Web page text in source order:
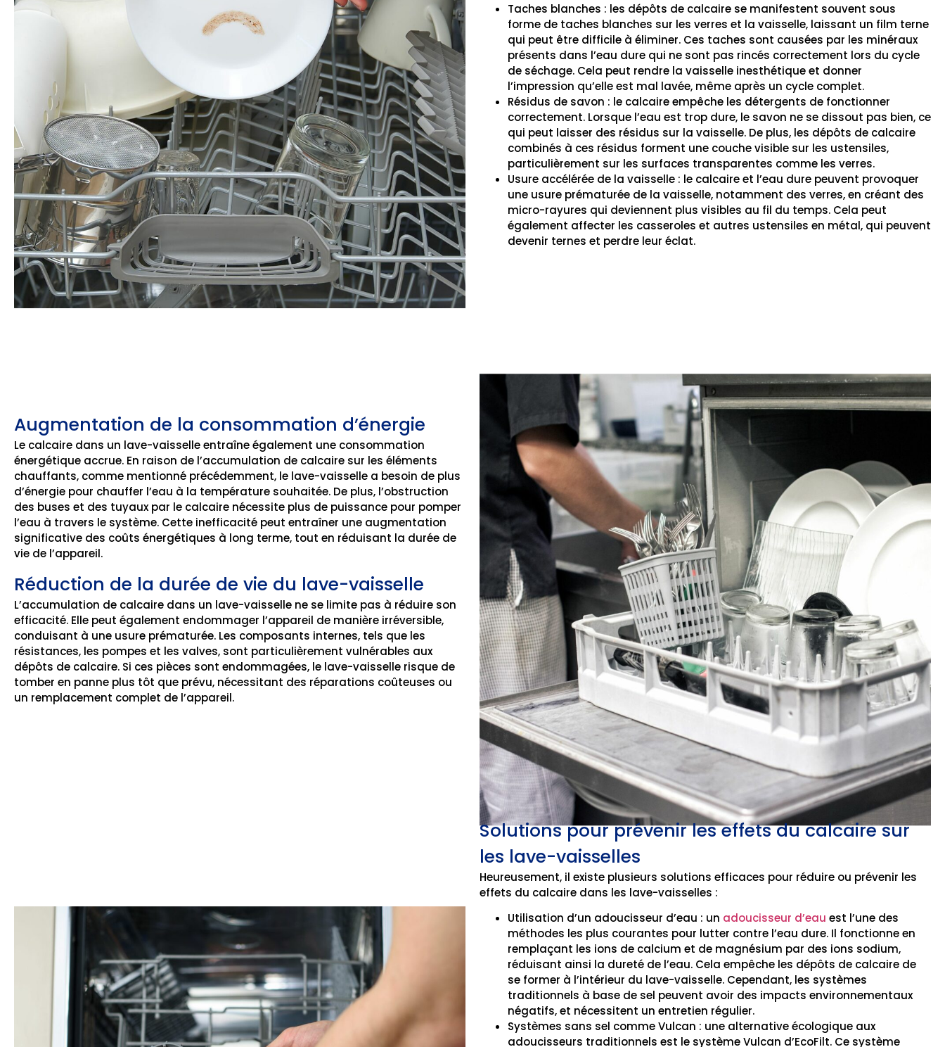
Taches blanches : les dépôts de calcaire se manifestent souvent sous
forme de taches blanches sur les verres et la vaisselle, laissant un film terne
qui peut être difficile à éliminer. Ces taches sont causées par les minéraux
présents dans l’eau dure qui ne sont pas rincés correctement lors du cycle
de séchage. Cela peut rendre la vaisselle inesthétique et donner
l’impression qu’elle est mal lavée, même après un cycle complet.
Résidus de savon : le calcaire empêche les détergents de fonctionner
correctement. Lorsque l’eau est trop dure, le savon ne se dissout pas bien, ce
qui peut laisser des résidus sur la vaisselle. De plus, les dépôts de calcaire
combinés à ces résidus forment une couche visible sur les ustensiles,
particulièrement sur les surfaces transparentes comme les verres.
Usure accélérée de la vaisselle : le calcaire et l’eau dure peuvent provoquer
une usure prématurée de la vaisselle, notamment des verres, en créant des
micro-rayures qui deviennent plus visibles au fil du temps. Cela peut
également affecter les casseroles et autres ustensiles en métal, qui peuvent
devenir ternes et perdre leur éclat.
Augmentation de la consommation d’énergie
Le calcaire dans un lave-vaisselle entraîne également une consommation
énergétique accrue. En raison de l’accumulation de calcaire sur les éléments
chauffants, comme mentionné précédemment, le lave-vaisselle a besoin de plus
d’énergie pour chauffer l’eau à la température souhaitée. De plus, l’obstruction
des buses et des tuyaux par le calcaire nécessite plus de puissance pour pomper
l’eau à travers le système. Cette inefficacité peut entraîner une augmentation
significative des coûts énergétiques à long terme, tout en réduisant la durée de
vie de l’appareil.
Réduction de la durée de vie du lave-vaisselle
L’accumulation de calcaire dans un lave-vaisselle ne se limite pas à réduire son
efficacité. Elle peut également endommager l’appareil de manière irréversible,
conduisant à une usure prématurée. Les composants internes, tels que les
résistances, les pompes et les valves, sont particulièrement vulnérables aux
dépôts de calcaire. Si ces pièces sont endommagées, le lave-vaisselle risque de
tomber en panne plus tôt que prévu, nécessitant des réparations coûteuses ou
un remplacement complet de l’appareil.
Solutions pour prévenir les effets du calcaire sur
les lave-vaisselles
Heureusement, il existe plusieurs solutions efficaces pour réduire ou prévenir les
effets du calcaire dans les lave-vaisselles :
Utilisation d’un adoucisseur d’eau : un adoucisseur d’eau est l’une des
méthodes les plus courantes pour lutter contre l’eau dure. Il fonctionne en
remplaçant les ions de calcium et de magnésium par des ions sodium,
réduisant ainsi la dureté de l’eau. Cela empêche les dépôts de calcaire de
se former à l’intérieur du lave-vaisselle. Cependant, les systèmes
traditionnels à base de sel peuvent avoir des impacts environnementaux
négatifs, et nécessitent un entretien régulier.
Systèmes sans sel comme Vulcan : une alternative écologique aux
adoucisseurs traditionnels est le système Vulcan d’EcoFilt. Ce système